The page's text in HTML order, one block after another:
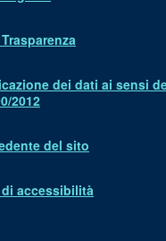
dei dati ai sensi
2012
del sito
accessibilità